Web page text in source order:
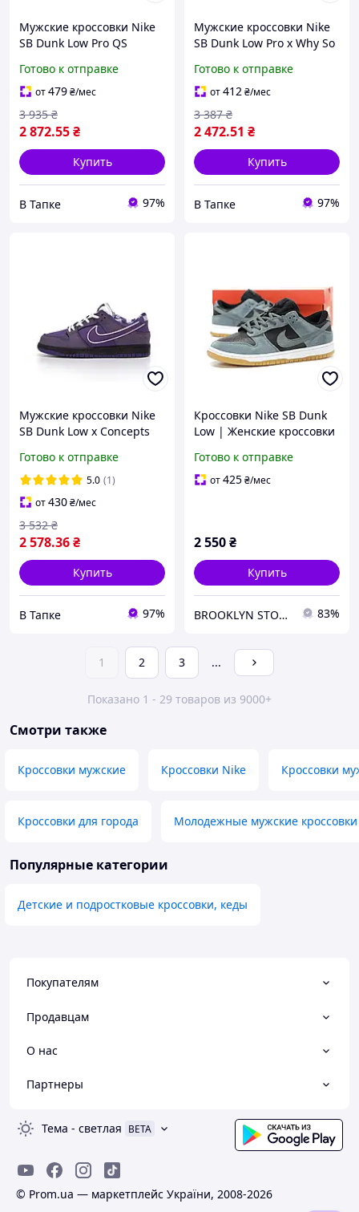
Мужские кроссовки Nike
SB Dunk Low Pro QS
модные демисезонные
кроссовки 14484 Найк
Готово к отправке
от479₴/мес
2 872.55₴
3 935 ₴
Купить
В Тапке 97%
Мужские кроссовки Nike
SB Dunk Low Pro x Why So
демисезонные
повседневные кроссовки
14434 Найк
Готово к отправке
от412₴/мес
2 472.51 ₴
3 387 ₴
Купить
В Тапке 97%
Мужские кроссовки Nike
SB Dunk Low x Concepts
(фиолетовые)
демисезонные кроссовки
14411 Найк
Готово к отправке
5.0 (1)
от430₴/мес
2 578.36₴
3 532 ₴
Купить
В Тапке 97%
Кроссовки Nike SB Dunk
Low | Женские кроссовки
прогулки
Готово к отправке
от425₴/мес
2 550₴
Купить
BROOKLYN STORE 83%
1 2 3 ...
Показано 1 - 29 товаров из 9000+
Смотри также
Кроссовки мужские Кроссовки Nike Кроссовки
Кроссовки для города Молодежные мужские кроссовки
Популярные категории
Детские и подростковые кроссовки, кеды
Покупателям
Продавцам
О нас
Партнеры
Тема - светлая BETA
© Prom.ua — маркетплейс України, 2008-2026